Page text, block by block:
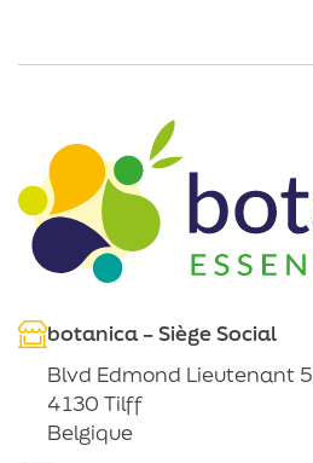
botanica – Siège Social
Blvd Edmond Lieutenant 5
4130 Tilff
Belgique